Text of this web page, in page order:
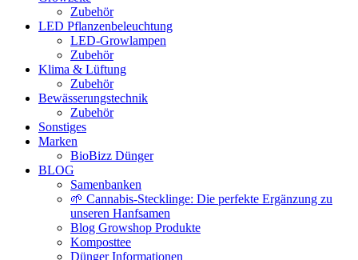
Zubehör
LED Pflanzenbeleuchtung
LED-Growlampen
Zubehör
Klima & Lüftung
Zubehör
Bewässerungstechnik
Zubehör
Sonstiges
Marken
BioBizz Dünger
BLOG
Samenbanken
🌱 Cannabis-Stecklinge: Die perfekte Ergänzung zu
unseren Hanfsamen
Blog Growshop Produkte
Komposttee
Dünger Informationen